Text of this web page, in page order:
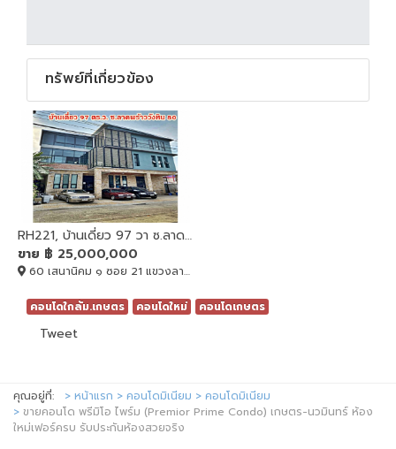
ทรัพย์ที่เกี่ยวข้อง
RH221, บ้านเดี่ยว 97 วา ซ.ลาดพร้าววังหิน 80
ขาย ฿ 25,000,000
60 เสนานิคม ๑ ซอย 21 แขวงลาดพร้าว เขตลาดพร้าว กรุงเทพมหานคร, ลาดพร้าว, BANGKOK , 10230
คอนโดใกล้ม.เกษตร คอนโดใหม่ คอนโดเกษตร
Tweet
คุณอยู่ที่: หน้าแรก คอนโดมิเนียม
คอนโดมิเนียม
ขายคอนโด พรีมิโอ ไพร์ม (Premior Prime Condo) เกษตร-นวมินทร์ ห้อง
ใหม่เฟอร์ครบ รับประกันห้องสวยจริง